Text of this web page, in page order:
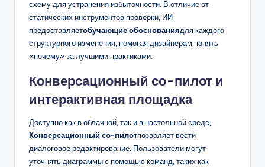
схему для устранения избыточности. В отличие от
статических инструментов проверки, ИИ
предоставляетобучающие обоснованиядля каждого
структурного изменения, помогая дизайнерам понять
«почему» за лучшими практиками.
Конверсационный со-пилот и
интерактивная площадка
Доступно как в облачной, так и в настольной среде,
Конверсационный со-пилотпозволяет вести
диалоговое редактирование. Пользователи могут
уточнять диаграммы с помощью команд, таких как